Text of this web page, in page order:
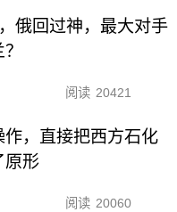
俄回过神，最大对手
阅读 20421
作，直接把西方石化
原形
阅读 20060